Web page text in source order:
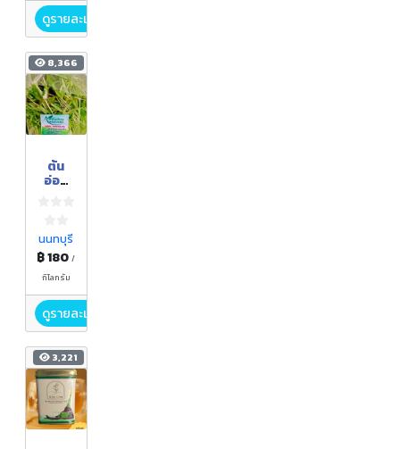
ดูรายละเอียด
8,366
ต้น
อ่อน
นนทบุรี
฿ 180/
กิโลกรัม
ดูรายละเอียด
3,221